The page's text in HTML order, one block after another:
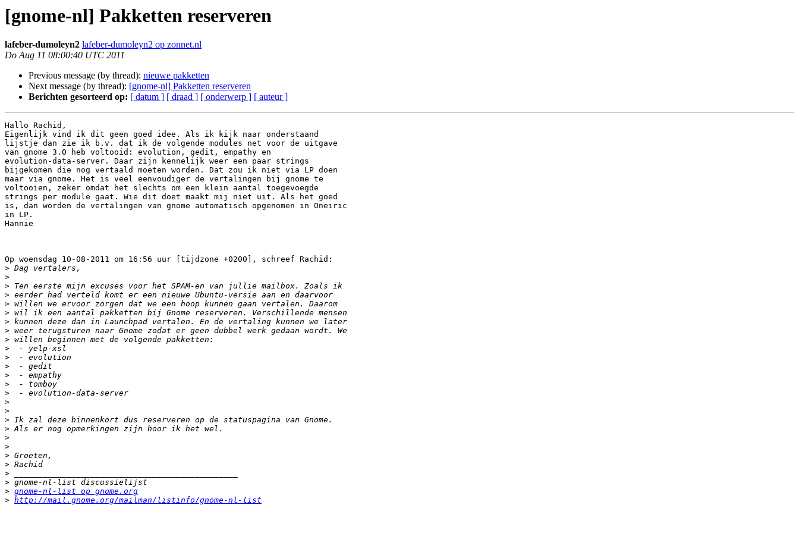
[gnome-nl] Pakketten reserveren
lafeber-dumoleyn2 lafeber-dumoleyn2 op zonnet.nl
Do Aug 11 08:00:40 UTC 2011
Previous message (by thread): nieuwe pakketten
Next message (by thread): [gnome-nl] Pakketten reserveren
Berichten gesorteerd op: [ datum ] [ draad ] [ onderwerp ] [ auteur ]
Hallo Rachid,
Eigenlijk vind ik dit geen goed idee. Als ik kijk naar onderstaand
lijstje dan zie ik b.v. dat ik de volgende modules net voor de uitgave
van gnome 3.0 heb voltooid: evolution, gedit, empathy en
evolution-data-server. Daar zijn kennelijk weer een paar strings
bijgekomen die nog vertaald moeten worden. Dat zou ik niet via LP doen
maar via gnome. Het is veel eenvoudiger de vertalingen bij gnome te
voltooien, zeker omdat het slechts om een klein aantal toegevoegde
strings per module gaat. Wie dit doet maakt mij niet uit. Als het goed
is, dan worden de vertalingen van gnome automatisch opgenomen in Oneiric
in LP.
Hannie
Op woensdag 10-08-2011 om 16:56 uur [tijdzone +0200], schreef Rachid:
>
>
>
>
>
>
>
>
>
>
>
>
>
>
>
>
>
>
>
>
>
>
>
>
>
> gnome-nl-list op gnome.org
> http://mail.gnome.org/mailman/listinfo/gnome-nl-list